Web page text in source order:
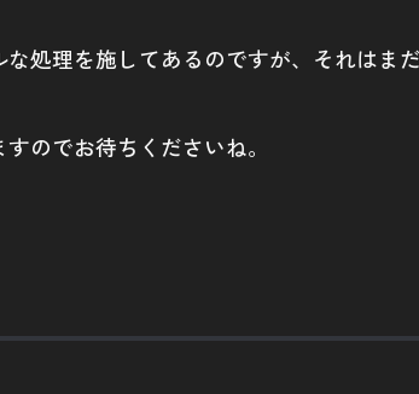
処理を施してあるのですが、それはま
のでお待ちくださいね。